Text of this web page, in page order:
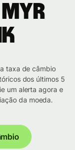
taxa de câmbio
dos últimos 5
um alerta agora e
da moeda.